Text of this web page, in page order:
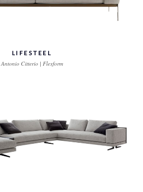
LIFESTEEL
Antonio Citterio | Flexform